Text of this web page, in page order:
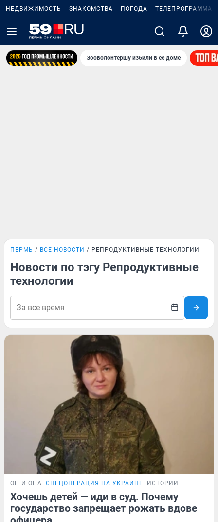
НЕДВИЖИМОСТЬ ЗНАКОМСТВА ПОГОДА ТЕЛЕПРОГРАММА
Зооволонтершу избили в её доме
ПЕРМЬ ВСЕ НОВОСТИ РЕПРОДУКТИВНЫЕ ТЕХНОЛОГИИ
Новости по тэгу Репродуктивные
технологии
ОН И ОНА СПЕЦОПЕРАЦИЯ НА УКРАИНЕ ИСТОРИИ
Хочешь детей — иди в суд. Почему
государство запрещает рожать вдове